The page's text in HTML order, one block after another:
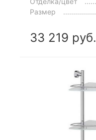
Размер
33 219 руб.